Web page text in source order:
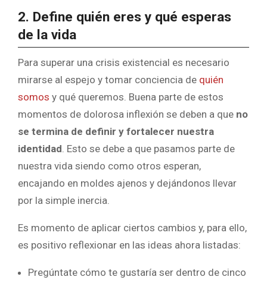
2. Define quién eres y qué esperas
de la vida
Para superar una crisis existencial es necesario
mirarse al espejo y tomar conciencia de quién
somos y qué queremos. Buena parte de estos
momentos de dolorosa inflexión se deben a que no
se termina de definir y fortalecer nuestra
identidad. Esto se debe a que pasamos parte de
nuestra vida siendo como otros esperan,
encajando en moldes ajenos y dejándonos llevar
por la simple inercia.
Es momento de aplicar ciertos cambios y, para ello,
es positivo reflexionar en las ideas ahora listadas:
Pregúntate cómo te gustaría ser dentro de cinco